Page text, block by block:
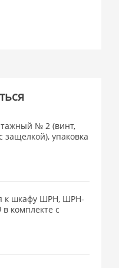
№ 2 (винт,
защелкой), упаковка
к шкафу ШРН, ШРН-
комплекте с